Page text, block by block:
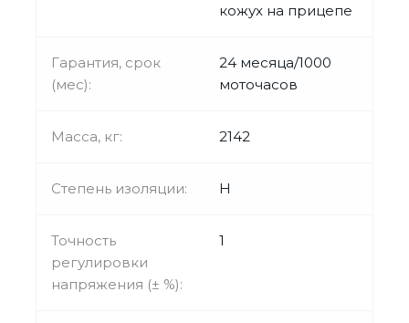
кожух на прицепе
Гарантия, срок
(мес):
24 месяца/1000
моточасов
Масса, кг: 2142
Степень изоляции: H
Точность
регулировки
напряжения (± %):
1